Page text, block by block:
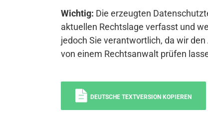
Wichtig: Die erzeugten
aktuellen Rechtslage verfasst und
jedoch Sie verantwortlich, da wir
von einem Rechtsanwalt prüfen
DEUTSCHE TEXTVERSION KOPIEREN